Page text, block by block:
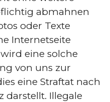
abmahnen
oder Texte
Internetseite
eine solche
von uns zur
eine Straftat nach
darstellt. Illegale